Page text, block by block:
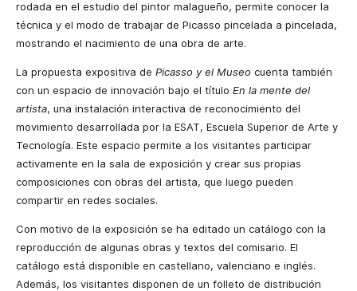
rodada en el estudio del pintor malagueño, permite conocer la
técnica y el modo de trabajar de Picasso pincelada a pincelada,
mostrando el nacimiento de una obra de arte.
La propuesta expositiva de Picasso y el Museo cuenta también
con un espacio de innovación bajo el título En la mente del
artista, una instalación interactiva de reconocimiento del
movimiento desarrollada por la ESAT, Escuela Superior de Arte y
Tecnología. Este espacio permite a los visitantes participar
activamente en la sala de exposición y crear sus propias
composiciones con obras del artista, que luego pueden
compartir en redes sociales.
Con motivo de la exposición se ha editado un catálogo con la
reproducción de algunas obras y textos del comisario. El
catálogo está disponible en castellano, valenciano e inglés.
Además, los visitantes disponen de un folleto de distribución